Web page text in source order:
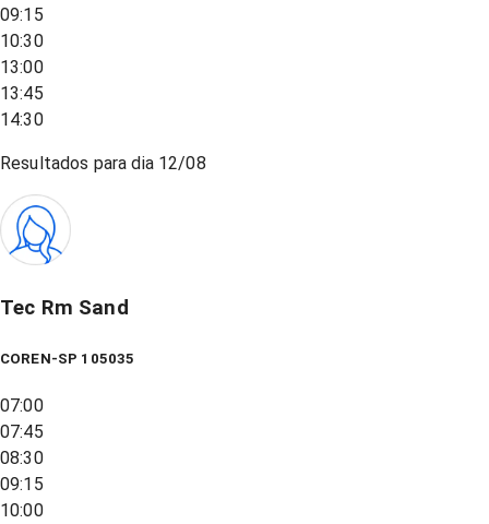
09:15
10:30
13:00
13:45
14:30
Resultados para dia 12/08
Tec Rm Sand
COREN-SP 105035
07:00
07:45
08:30
09:15
10:00